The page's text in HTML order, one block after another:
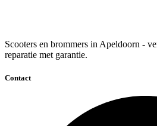
Scooters en brommers in Apeldoorn -
reparatie met garantie.
Contact